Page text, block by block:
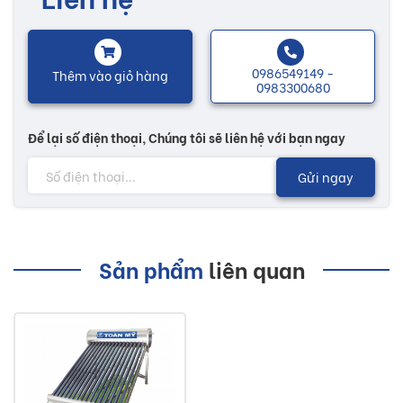
an toàn khi sử dụng.
Máy năng lượng mặt trời Toàn Mỹ được sản xuất với công
nghệ ống 5 lớp, kết cấu Inox siêu bền và an toàn thực
phẩm. Đảm bảo cho sức khoẻ trong quá trình sử dụng.
Nhiều mẫu mã đa dạng, sẽ có thêm nhiều sự lựa chọn tùy
theo nhu cầu của mỗi người. Các sản phẩm bồn nước được
Lưu ý:
với thực tế do công nghệ chụp hình và ánh sáng.
Đơn giá trên chưa bao gồm Vận chuyển và Khuyến
mãi.
Thêm vào giỏ hàng 0986549149 -
0983300680
Để lại số điện thoại, Chúng tôi sẽ liên hệ với bạn ngay
Gửi ngay
Sản phẩm liên quan